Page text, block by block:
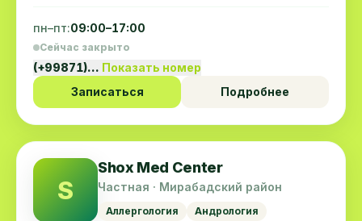
пн–пт:09:00–17:00
Сейчас закрыто
(+99871)… Показать номер
Записаться
Подробнее
S
Shox Med Center
Частная · Мирабадский район
Аллергология Андрология